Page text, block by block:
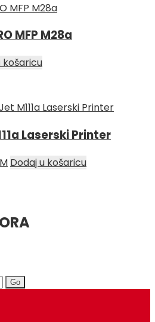
MFP M28a
košaricu
Laserski Printer
Trenutna
Dodaj u košaricu